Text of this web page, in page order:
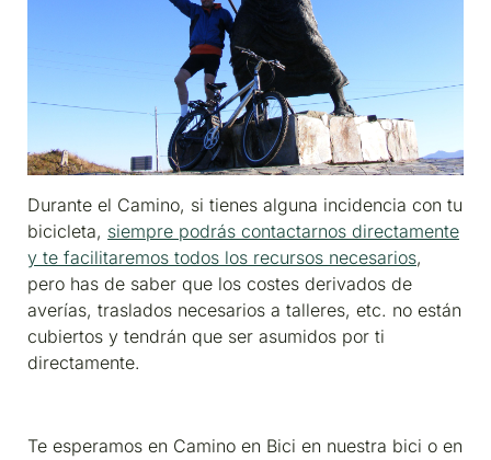
Durante el Camino, si tienes alguna incidencia con tu
bicicleta, siempre podrás contactarnos directamente
y te facilitaremos todos los recursos necesarios,
pero has de saber que los costes derivados de
averías, traslados necesarios a talleres, etc. no están
cubiertos y tendrán que ser asumidos por ti
directamente.
Te esperamos en Camino en Bici en nuestra bici o en